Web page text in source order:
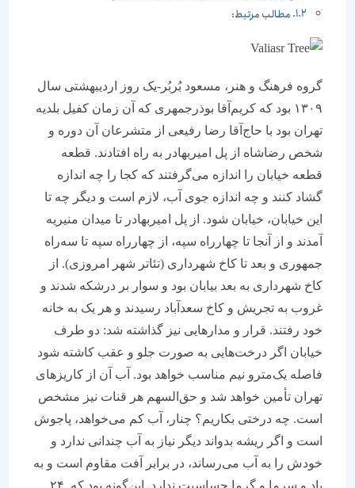
مطالب مرتبط:
گروه فرهنگ و هنر، مسعود بُربُر-یک روز اردیبهشتی سال
۱۳۰۹ بود که کریم‌آقا بوذرجمهری که آن زمان کفیل بلدیه
تهران بود با حاج‌آقا رضا رفیعی از متشرعان آن دوره و
شخص رضا‌شاه از پل امیربهادر به راه افتادند. قطعه
قطعه خیابان را اندازه می‌گرفتند که کجا را چه اندازه
گشاد کنند و چه اندازه جوی آب، لازم است و دیگر چه تا
این خیابان، خیابان شود. از پل امیربهادر تا میدان منیریه
آمدند و از آنجا تا چهارراه سپه، از چهارراه سپه تا سه‌راه
جمهوری و بعد تا کاخ شهرداری (تئاتر شهر امروزی). از
کاخ شهرداری به بعد بیابان بود و سوار بر درشکه شدند و
غروب به تجریش و کاخ سعدآباد رسیدند و هر یک به خانه
خود رفتند. قرار و مدارهایی نیز گذاشته شد: دو طرف
خیابان اگر درخت‌هایی به صورت جلو و عقب کاشته شود
فاصله یک‌مترو نیم مناسب خواهد بود. آب آن از کاریزهای
تهران تأمین خواهد شد و حق‌السهم هر قنات نیز مشخص
است. چه درختی بکاریم؟ چنار، آب کم می‌خواهد، پاجوش
است و اگر ریشه بدواند دیگر نیاز به آب چندانی ندارد و
خودش را به آب می‌رساند، در برابر آفت مقاوم است و به
باد و سرما و گرما حساسیت ندارد. این‌گونه بود که ۲۴